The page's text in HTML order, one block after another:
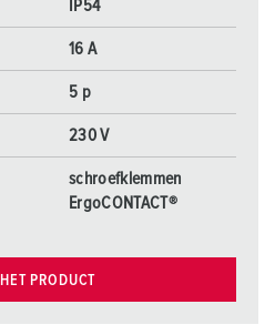
IP54
16 A
5 p
230 V
schroefklemmen
ErgoCONTACT®
PRODUCT